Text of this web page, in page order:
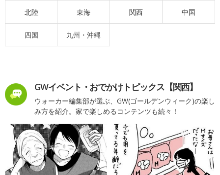
北陸 東海 関西 中国
四国 九州・沖縄
GWイベント・おでかけトピックス【関西】
ウォーカー編集部が選ぶ、GW(ゴールデンウィーク)の楽し
み方を紹介。家で楽しめるコンテンツも続々！